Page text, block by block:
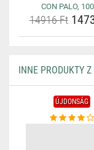
CON PALO,
14916 Ft
INNE PRODUKTY
ÚJDONSÁG